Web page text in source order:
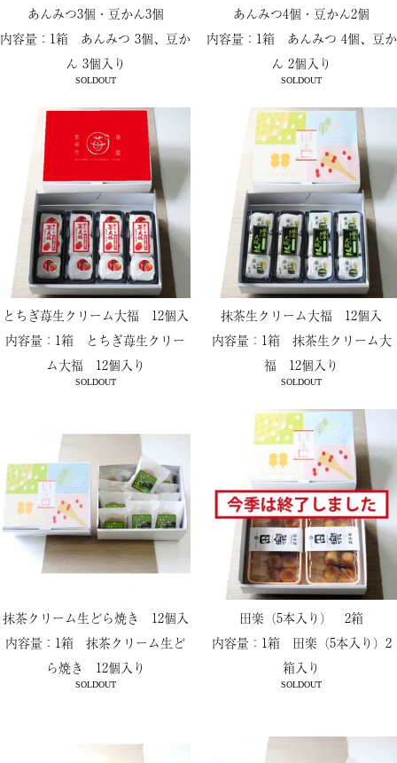
あんみつ3個・豆かん3個
内容量：1箱 あんみつ 3個、豆か
ん 3個入り
SOLDOUT
あんみつ4個・豆かん2個
内容量：1箱 あんみつ 4個、豆か
ん 2個入り
SOLDOUT
とちぎ苺生クリーム大福 12個入
内容量：1箱 とちぎ苺生クリー
ム大福 12個入り
SOLDOUT
抹茶生クリーム大福 12個入
内容量：1箱 抹茶生クリーム大
福 12個入り
SOLDOUT
抹茶クリーム生どら焼き 12個入
内容量：1箱 抹茶クリーム生ど
ら焼き 12個入り
SOLDOUT
田楽（5本入り） 2箱
内容量：1箱 田楽（5本入り）2
箱入り
SOLDOUT